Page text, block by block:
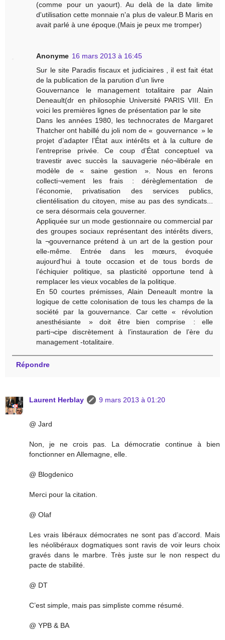
(comme pour un yaourt). Au delà de la date limite
d'utilisation cette monnaie n'a plus de valeur.B Maris en
avait parlé à une époque.(Mais je peux me tromper)
Anonyme 16 mars 2013 à 16:45
Sur le site Paradis fiscaux et judiciaires , il est fait état
de la publication de la parution d'un livre
Gouvernance le management totalitaire par Alain
Deneault(dr en philosophie Université PARIS VIII. En
voici les premières lignes de présentation par le site
Dans les années 1980, les technocrates de Margaret
Thatcher ont habillé du joli nom de « gouvernance » le
projet d’adapter l’État aux intérêts et à la culture de
l’entreprise privée. Ce coup d’État conceptuel va
travestir avec succès la sauvagerie néo¬libérale en
modèle de « saine gestion ». Nous en ferons
collecti¬vement les frais : dérèglementation de
l’économie, privatisation des services publics,
clientélisation du citoyen, mise au pas des syndicats...
ce sera désormais cela gouverner.
Appliquée sur un mode gestionnaire ou commercial par
des groupes sociaux représentant des intérêts divers,
la ¬gouvernance prétend à un art de la gestion pour
elle-même. Entrée dans les mœurs, évoquée
aujourd’hui à toute occasion et de tous bords de
l’échiquier politique, sa plasticité opportune tend à
remplacer les vieux vocables de la politique.
En 50 courtes prémisses, Alain Deneault montre la
logique de cette colonisation de tous les champs de la
société par la gouvernance. Car cette « révolution
anesthésiante » doit être bien comprise : elle
parti¬cipe discrètement à l’instauration de l’ère du
management -totalitaire.
Répondre
Laurent Herblay 9 mars 2013 à 01:20
@ Jard
Non, je ne crois pas. La démocratie continue à bien
fonctionner en Allemagne, elle.
@ Blogdenico
Merci pour la citation.
@ Olaf
Les vrais libéraux démocrates ne sont pas d’accord. Mais
les néolibéraux dogmatiques sont ravis de voir leurs choix
gravés dans le marbre. Très juste sur le non respect du
pacte de stabilité.
@ DT
C’est simple, mais pas simpliste comme résumé.
@ YPB & BA